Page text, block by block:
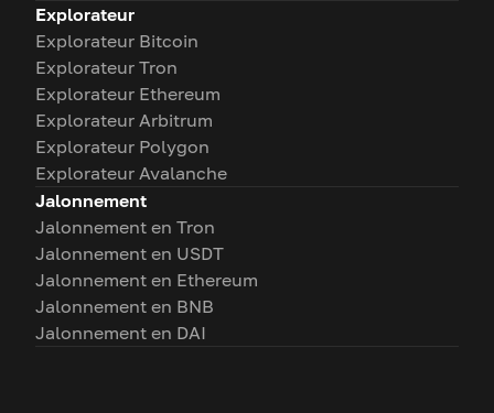
Explorateur
Explorateur Bitcoin
Explorateur Tron
Explorateur Ethereum
Explorateur Arbitrum
Explorateur Polygon
Explorateur Avalanche
Jalonnement
Jalonnement en Tron
Jalonnement en USDT
Jalonnement en Ethereum
Jalonnement en BNB
Jalonnement en DAI